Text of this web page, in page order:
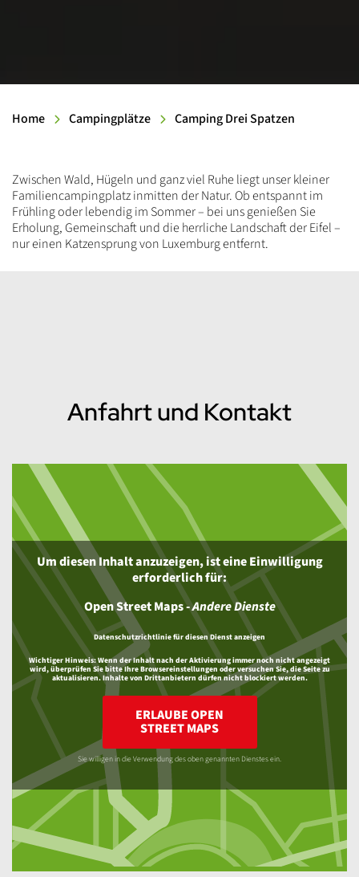
Home Campingplätze Camping Drei Spatzen
Einleitung
Zwischen Wald, Hügeln und ganz viel Ruhe liegt unser kleiner
Familiencampingplatz inmitten der Natur. Ob entspannt im
Frühling oder lebendig im Sommer – bei uns genießen Sie
Erholung, Gemeinschaft und die herrliche Landschaft der Eifel –
nur einen Katzensprung von Luxemburg entfernt.
Anfahrt und Kontakt
Um diesen Inhalt anzuzeigen, ist eine Einwilligung
erforderlich für:
Open Street Maps-Andere Dienste
Datenschutzrichtlinie für diesen Dienst anzeigen
Wichtiger Hinweis:Wenn der Inhalt nach der Aktivierung immer noch nicht angezeigt
wird, überprüfen Sie bitte Ihre Browsereinstellungen oder versuchen Sie, die Seite zu
aktualisieren. Inhalte von Drittanbietern dürfen nicht blockiert werden.
ERLAUBE OPEN
STREET MAPS
Sie willigen in die Verwendung des oben genannten Dienstes ein.